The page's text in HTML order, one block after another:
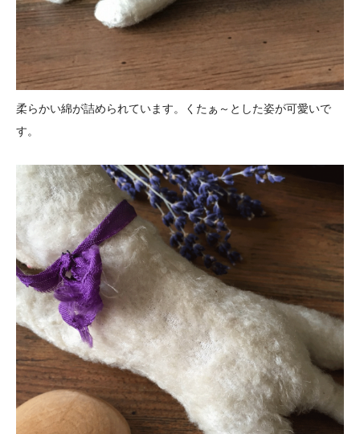
柔らかい綿が詰められています。くたぁ～とした姿が可愛いで
す。